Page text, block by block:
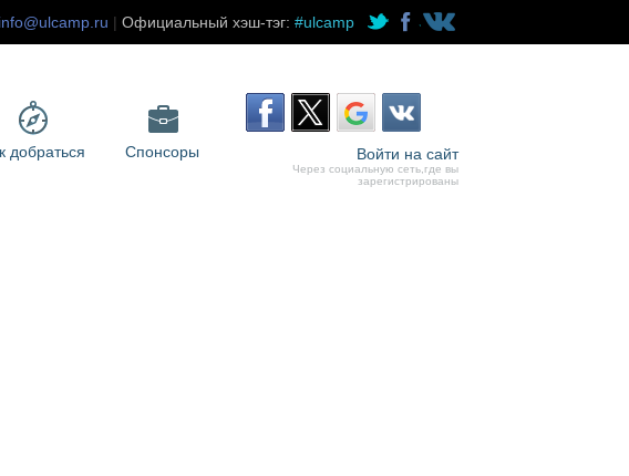
info@ulcamp.ru Официальный хэш-тэг: #ulcamp
Войти на сайт
Через социальную сеть,где вы
зарегистрированы
добраться Спонсоры